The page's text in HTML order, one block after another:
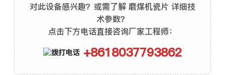
对此设备感兴趣？或需了解 磨煤机瓷片 详细技
术参数？
点击下方电话直接咨询厂家工程师：
+8618037793862